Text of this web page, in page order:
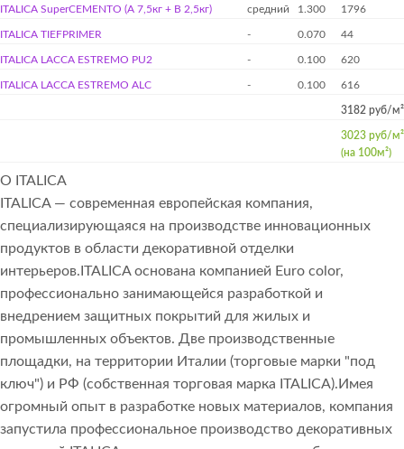
ITALICA SuperCEMENTO (А 7,5кг + B 2,5кг) средний 1.300 1796
ITALICA TIEFPRIMER - 0.070 44
ITALICA LACCA ESTREMO PU2 - 0.100 620
ITALICA LACCA ESTREMO ALC - 0.100 616
3182 руб/м²
3023 руб/м²
(на 100м²)
О ITALICA
ITALICA — современная европейская компания,
специализирующаяся на производстве инновационных
продуктов в области декоративной отделки
интерьеров.ITALICA основана компанией Euro color,
профессионально занимающейся разработкой и
внедрением защитных покрытий для жилых и
промышленных объектов. Две производственные
площадки, на территории Италии (торговые марки "под
ключ") и РФ (собственная торговая марка ITALICA).Имея
огромный опыт в разработке новых материалов, компания
запустила профессиональное производство декоративных